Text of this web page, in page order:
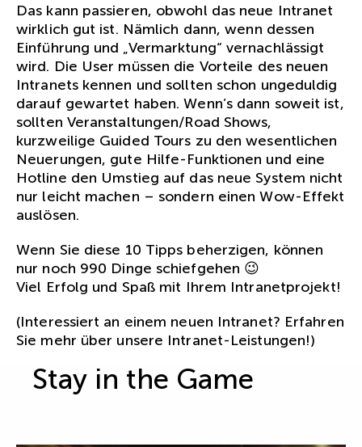
Das kann passieren, obwohl das neue Intranet
wirklich gut ist. Nämlich dann, wenn dessen
Einführung und „Vermarktung“ vernachlässigt
wird. Die User müssen die Vorteile des neuen
Intranets kennen und sollten schon ungeduldig
darauf gewartet haben. Wenn’s dann soweit ist,
sollten Veranstaltungen/Road Shows,
kurzweilige Guided Tours zu den wesentlichen
Neuerungen, gute Hilfe-Funktionen und eine
Hotline den Umstieg auf das neue System nicht
nur leicht machen – sondern einen Wow-Effekt
auslösen.
Wenn Sie diese 10 Tipps beherzigen, können
nur noch 990 Dinge schiefgehen 😉
Viel Erfolg und Spaß mit Ihrem Intranetprojekt!
(Interessiert an einem neuen Intranet? Erfahren
Sie mehr über unsere Intranet-Leistungen!)
Stay in the Game